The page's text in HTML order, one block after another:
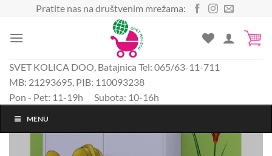
sadržaj
Pratite nas na društvenim mrežama:
SVET KOLICA DOO, Batajnica Tel: 065/63-11-711
MB: 21293695, PIB: 110093238
Pon - Pet: 11-19h Subota: 10-16h
MENU